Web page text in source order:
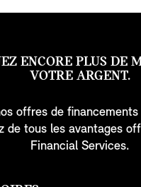
ENCORE PLUS DE
VOTRE ARGENT.
offres de
de tous les avantages
Financial Services.